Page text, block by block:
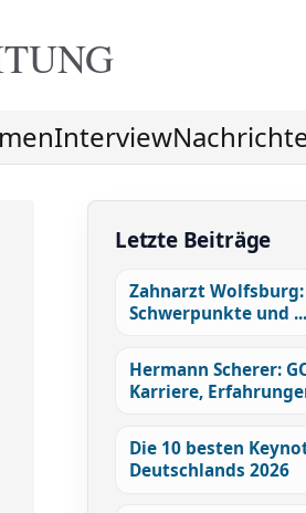
Interview
Letzte Beiträge
Zahnarzt
Schwerpunkte und ...
Hermann Scherer:
Karriere,
Die 10 besten
Deutschlands 2026